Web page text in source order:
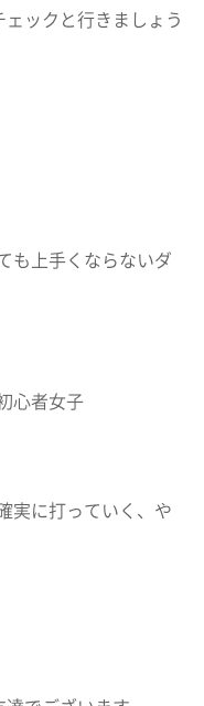
ックと行きましょう
上手くならないダ
心者女子
に打っていく、や